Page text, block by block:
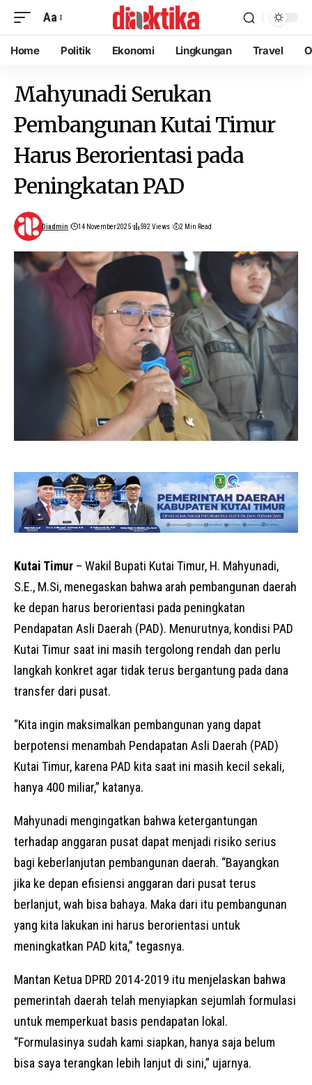
Aa
Home Politik Ekonomi Lingkungan Travel
Mahyunadi Serukan
Pembangunan Kutai Timur
Harus Berorientasi pada
Peningkatan PAD
Diadmin 14 November 2025 592 Views 2 Min Read
Kutai Timur – Wakil Bupati Kutai Timur, H. Mahyunadi,
S.E., M.Si, menegaskan bahwa arah pembangunan daerah
ke depan harus berorientasi pada peningkatan
Pendapatan Asli Daerah (PAD). Menurutnya, kondisi PAD
Kutai Timur saat ini masih tergolong rendah dan perlu
langkah konkret agar tidak terus bergantung pada dana
transfer dari pusat.
“Kita ingin maksimalkan pembangunan yang dapat
berpotensi menambah Pendapatan Asli Daerah (PAD)
Kutai Timur, karena PAD kita saat ini masih kecil sekali,
hanya 400 miliar,” katanya.
Mahyunadi mengingatkan bahwa ketergantungan
terhadap anggaran pusat dapat menjadi risiko serius
bagi keberlanjutan pembangunan daerah. “Bayangkan
jika ke depan efisiensi anggaran dari pusat terus
berlanjut, wah bisa bahaya. Maka dari itu pembangunan
yang kita lakukan ini harus berorientasi untuk
meningkatkan PAD kita,” tegasnya.
Mantan Ketua DPRD 2014-2019 itu menjelaskan bahwa
pemerintah daerah telah menyiapkan sejumlah formulasi
untuk memperkuat basis pendapatan lokal.
“Formulasinya sudah kami siapkan, hanya saja belum
bisa saya terangkan lebih lanjut di sini,” ujarnya.